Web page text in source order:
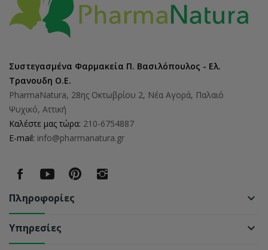
Συστεγασμένα Φαρμακεία Π. Βασιλόπουλος - Ελ.
Τρανουδη Ο.Ε.
PharmaNatura, 28ης Οκτωβρίου 2, Νέα Αγορά, Παλαιό
Ψυχικό, Αττική
Καλέστε μας τώρα: 210-6754887
E-mail: info@pharmanatura.gr
Πληροφορίες keyboard_arrow_down
Υπηρεσίες keyboard_arrow_down